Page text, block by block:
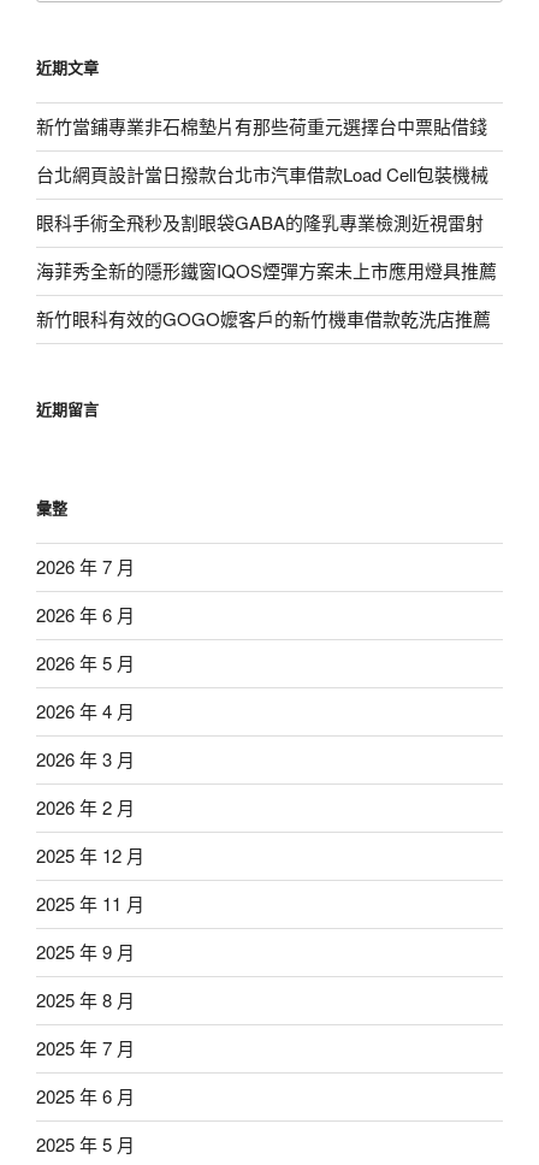
字:
近期文章
新竹當鋪專業非石棉墊片有那些荷重元選擇台中票貼借錢
台北網頁設計當日撥款台北市汽車借款Load Cell包裝機械
眼科手術全飛秒及割眼袋GABA的隆乳專業檢測近視雷射
海菲秀全新的隱形鐵窗IQOS煙彈方案未上市應用燈具推薦
新竹眼科有效的GOGO嬤客戶的新竹機車借款乾洗店推薦
近期留言
彙整
2026 年 7 月
2026 年 6 月
2026 年 5 月
2026 年 4 月
2026 年 3 月
2026 年 2 月
2025 年 12 月
2025 年 11 月
2025 年 9 月
2025 年 8 月
2025 年 7 月
2025 年 6 月
2025 年 5 月